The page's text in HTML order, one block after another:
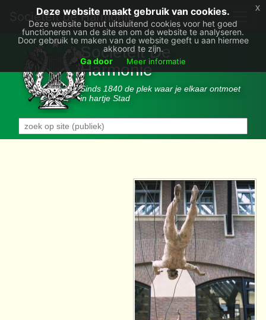
Deze website maakt gebruik van cookies.
Deze website benut uitsluitend cookies voor het goed
functioneren van de site en om de website te analyseren.
Door gebruik te maken van de website geeft u aan hiermee
akkoord te zijn.
Ga door
Meer informatie
x
Societëit de Harmonie
Sociëteit De
Harmonie
Sinds 1840 de plek waar je elkaar ontmoet
in hartje Stad